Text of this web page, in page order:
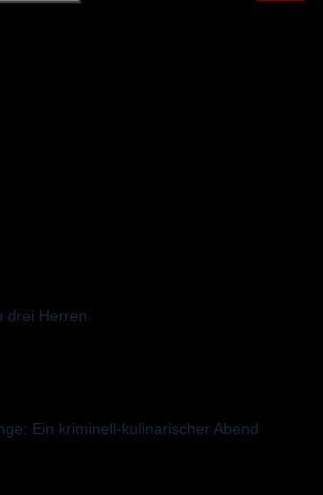
drei Herren
Ein kriminell-kulinarischer Abend